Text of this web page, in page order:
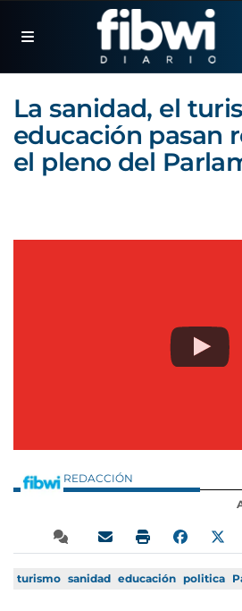
La sanidad, el
educación pasan
el pleno del
REDACCIÓN
turismo sanidad educación politica